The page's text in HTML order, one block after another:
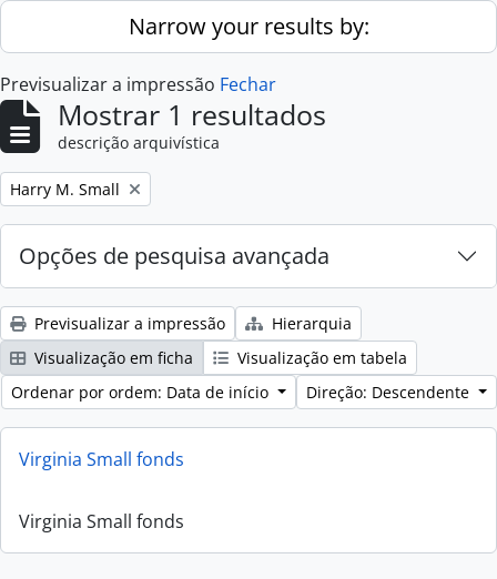
Skip to main contentNarrow your results by:
Previsualizar a impressão Fechar
Mostrar 1 resultados
descrição arquivística
Remove filter:
Harry M. Small
Opções de pesquisa avançada
Previsualizar a impressão
Hierarquia
Visualização em ficha
Visualização em tabela
Ordenar por ordem: Data de início
Direção: Descendente
Virginia Small fonds
Virginia Small fonds